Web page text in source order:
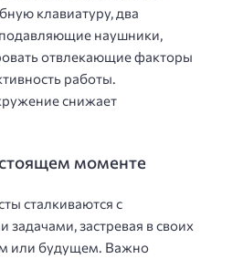
клавиатуру, два
наушники,
отвлекающие факторы
работы.
снижает
моменте
сталкиваются с
застревая в своих
или будущем. Важно